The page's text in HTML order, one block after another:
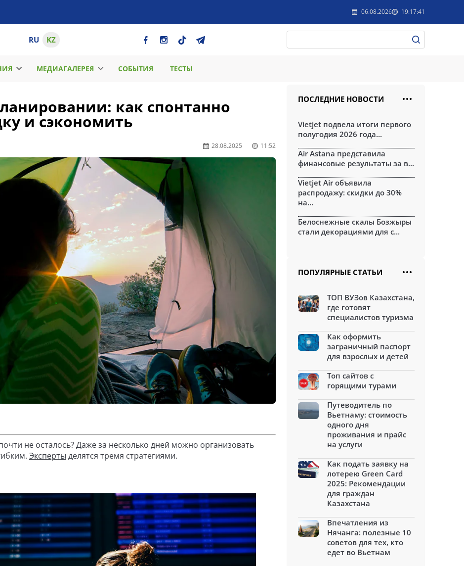
06.08.2026 19:17:41
RU KZ
МЕДИАГАЛЕРЕЯ СОБЫТИЯ ТЕСТЫ
как спонтанно
и сэкономить
28.08.2025 11:52
не осталось? Даже за несколько дней можно организовать
Эксперты делятся тремя стратегиями.
ПОСЛЕДНИЕ НОВОСТИ
Vietjet подвела итоги первого
полугодия 2026 года...
Air Astana представила
финансовые результаты за в...
Vietjet Air объявила
распродажу: скидки до 30%
на...
Белоснежные скалы Бозжыры
стали декорациями для с...
ПОПУЛЯРНЫЕ СТАТЬИ
ТОП ВУЗов Казахстана,
где готовят
специалистов туризма
Как оформить
заграничный паспорт
для взрослых и детей
Топ сайтов с
горящими турами
Путеводитель по
Вьетнаму: стоимость
одного дня
проживания и прайс
на услуги
Как подать заявку на
лотерею Green Card
2025: Рекомендации
для граждан
Казахстана
Впечатления из
Нячанга: полезные 10
советов для тех, кто
едет во Вьетнам